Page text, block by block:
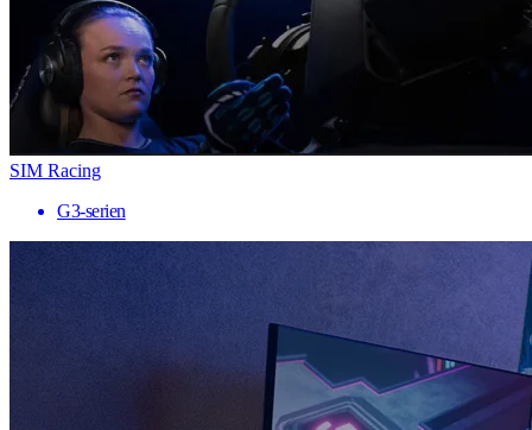
SIM Racing
G3-serien